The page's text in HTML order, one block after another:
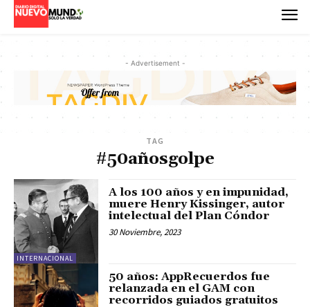
- Advertisement -
TAG
#50añosgolpe
INTERNACIONAL
A los 100 años y en impunidad,
muere Henry Kissinger, autor
intelectual del Plan Cóndor
30 Noviembre, 2023
50 años: AppRecuerdos fue
relanzada en el GAM con
recorridos guiados gratuitos